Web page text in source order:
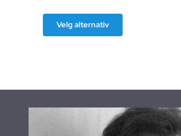
Velg alternativ
produktet
kan
velges